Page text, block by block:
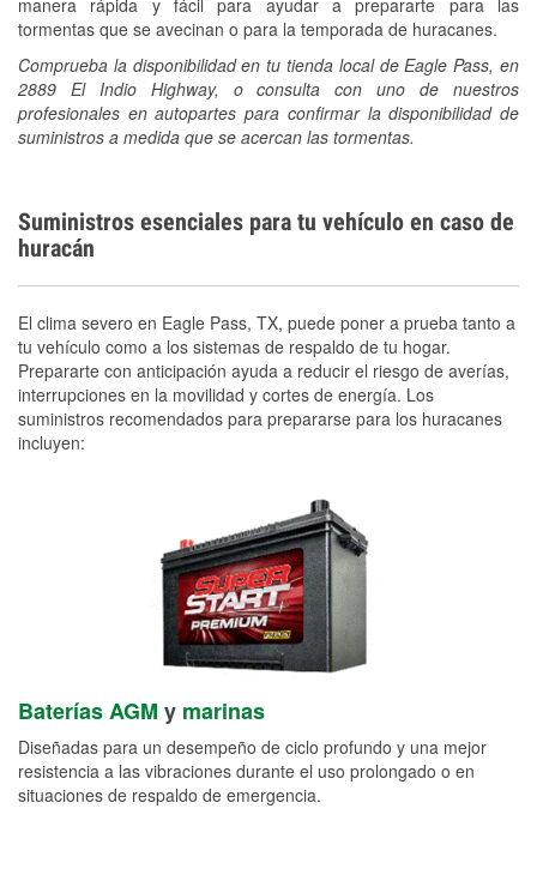
tormentas que se avecinan o para la temporada de huracanes.
Comprueba la disponibilidad en tu tienda local de Eagle Pass, en
2889 El Indio Highway, o consulta con uno de nuestros
profesionales en autopartes para confirmar la disponibilidad de
suministros a medida que se acercan las tormentas.
Suministros esenciales para tu vehículo en caso de
huracán
El clima severo en Eagle Pass, TX, puede poner a prueba tanto a
tu vehículo como a los sistemas de respaldo de tu hogar.
Prepararte con anticipación ayuda a reducir el riesgo de averías,
interrupciones en la movilidad y cortes de energía. Los
suministros recomendados para prepararse para los huracanes
incluyen:
Baterías AGM y marinas
Diseñadas para un desempeño de ciclo profundo y una mejor
resistencia a las vibraciones durante el uso prolongado o en
situaciones de respaldo de emergencia.